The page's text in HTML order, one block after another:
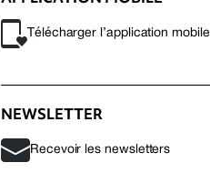
Télécharger l’application mobile
NEWSLETTER
Recevoir les newsletters